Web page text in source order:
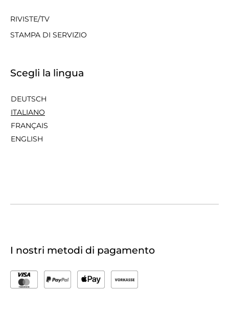
RIVISTE/TV
STAMPA DI SERVIZIO
Scegli la lingua
DEUTSCH
ITALIANO
FRANÇAIS
ENGLISH
I nostri metodi di pagamento